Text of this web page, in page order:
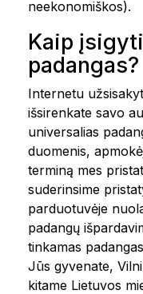
neekonomiškos).
Kaip
padangas?
Internetu
išsirenkate savo
universalias
duomenis,
terminą mes
suderinsime
parduotuvėje
padangų
tinkamas
Jūs gyvenate,
kitame Lietuvos